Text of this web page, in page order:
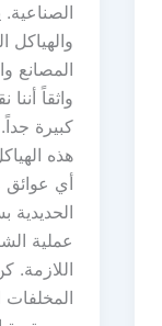
والهياكل
المصانع
واثقاً
كبيرة
هذه
أي عوائق
عملية
اللازمة.
المخلفات